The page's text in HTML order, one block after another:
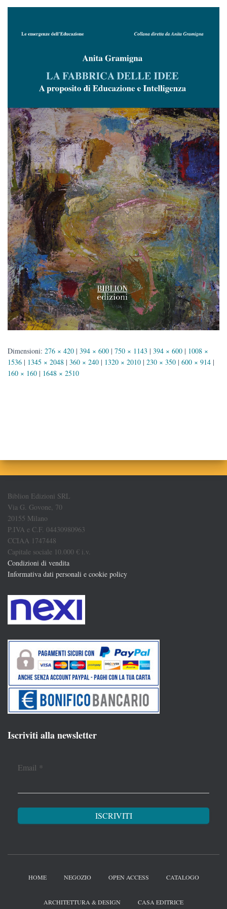
Dimensioni: 276 × 420 | 394 × 600 | 750 × 1143 | 394 × 600 | 1008 ×
1536 | 1345 × 2048 | 360 × 240 | 1320 × 2010 | 230 × 350 | 600 × 914 |
160 × 160 | 1648 × 2510
Biblion Edizioni SRL
Via G. Govone, 70
20155 Milano
P.IVA e C.F. 04430980963
CCIAA 1747448
Capitale sociale 10.000 € i.v.
Condizioni di vendita
Informativa dati personali e cookie policy
Iscriviti alla newsletter
Email *
HOME NEGOZIO OPEN ACCESS CATALOGO
ARCHITETTURA & DESIGN CASA EDITRICE